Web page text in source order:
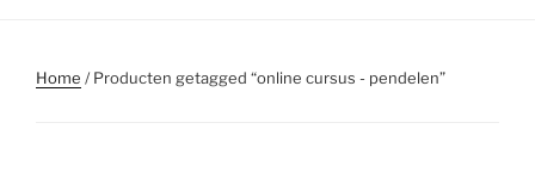
Home / Producten getagged “online cursus - pendelen”